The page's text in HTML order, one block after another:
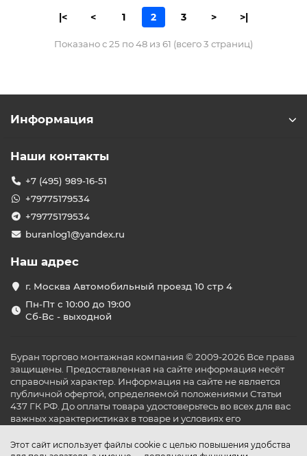
|< < 1 2 3 > >|
Показано с 25 по 48 из 61 (всего 3 страниц)
Этот сайт использует файлы cookie с целью повышения удобства
Информация
Наши контакты
+7 (495) 989-16-51
+79775179534
+79775179534
buranlog1@yandex.ru
Наш адрес
г. Москва Автомобильный проезд 10 стр 4
Пн-Пт с 10:00 до 19:00
Сб-Вс - выходной
Буран торгово монтажная компания © 2009-2026 Все права
защищены. Предоставленная на сайте информация несёт
справочный характер. Информация на сайте не является
публичной офертой, определяемой положениями Статьи
437 ГК РФ. До оплаты товара удостоверьтесь во всех для вас
важных характеристиках в товаре и условиях его